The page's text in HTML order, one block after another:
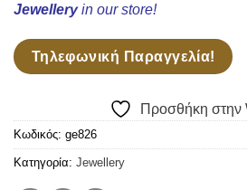
Jewelleryin our store!
Τηλεφωνική Παραγγελία!
Προσθήκη στην
Κωδικός: ge826
Κατηγορία: Jewellery